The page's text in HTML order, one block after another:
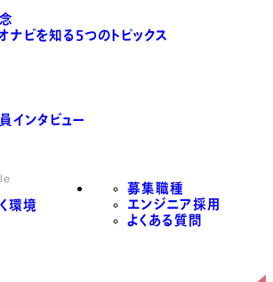
ナビを知る5つのトピックス
インタビュー
環境
募集職種
エンジニア採用
よくある質問